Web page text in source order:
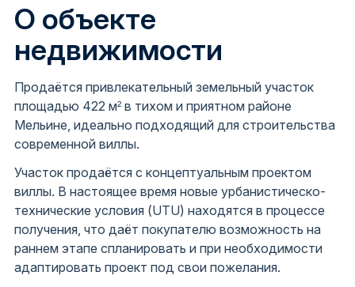
О объекте
недвижимости
Продаётся привлекательный земельный участок
площадью 422 м² в тихом и приятном районе
Мельине, идеально подходящий для строительства
современной виллы.
Участок продаётся с концептуальным проектом
виллы. В настоящее время новые урбанистическо-
технические условия (UTU) находятся в процессе
получения, что даёт покупателю возможность на
раннем этапе спланировать и при необходимости
адаптировать проект под свои пожелания.